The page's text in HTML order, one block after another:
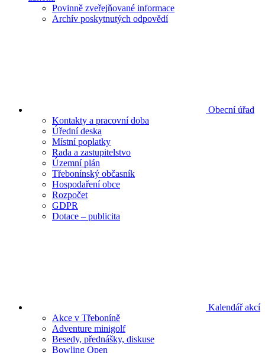
Povinně zveřejňované informace
Archív poskytnutých odpovědí
Obecní úřad
Kontakty a pracovní doba
Úřední deska
Místní poplatky
Rada a zastupitelstvo
Územní plán
Třebonínský občasník
Hospodaření obce
Rozpočet
GDPR
Dotace – publicita
Kalendář akcí
Akce v Třeboníně
Adventure minigolf
Besedy, přednášky, diskuse
Bowling Open